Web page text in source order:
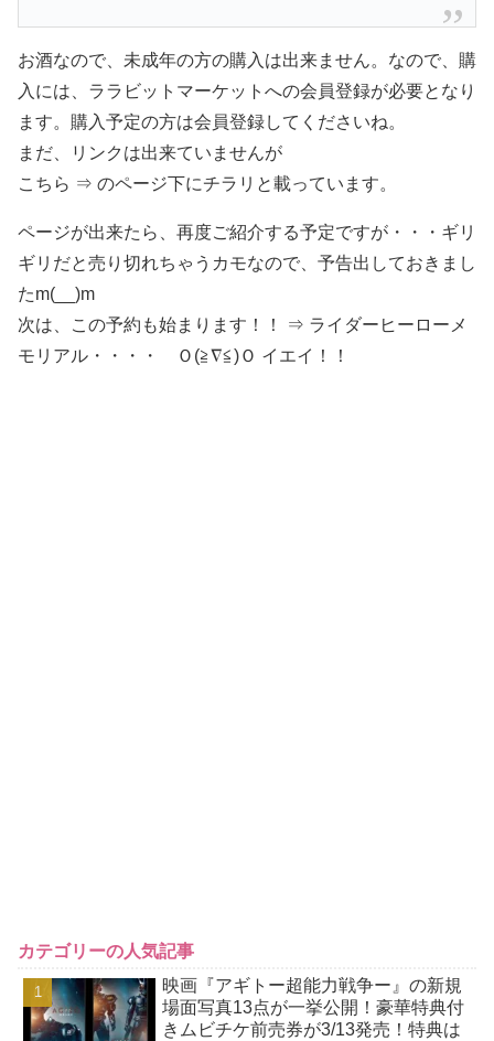
お酒なので、未成年の方の購入は出来ません。なので、購
入には、ララビットマーケットへの会員登録が必要となり
ます。購入予定の方は会員登録してくださいね。
まだ、リンクは出来ていませんが
こちら ⇒ のページ下にチラリと載っています。
ページが出来たら、再度ご紹介する予定ですが・・・ギリ
ギリだと売り切れちゃうカモなので、予告出しておきまし
たm(__)m
次は、この予約も始まります！！ ⇒ ライダーヒーローメ
モリアル・・・・ Ｏ(≧∇≦)Ｏ イエイ！！
カテゴリーの人気記事
映画『アギトー超能力戦争ー』の新規
場面写真13点が一挙公開！豪華特典付
きムビチケ前売券が3/13発売！特典は